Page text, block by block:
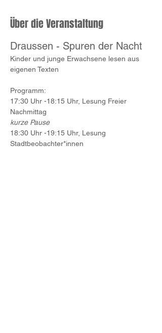
Über die Veranstaltung
Draussen - Spuren der Nacht
Kinder und junge Erwachsene lesen aus
eigenen Texten
Programm:
17:30 Uhr -18:15 Uhr, Lesung Freier
Nachmittag
kurze Pause
18:30 Uhr -19:15 Uhr, Lesung
Stadtbeobachter*innen